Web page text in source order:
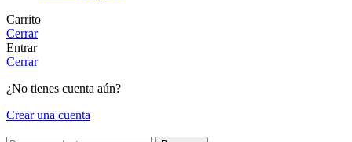
Carrito
Cerrar
Entrar
Cerrar
¿No tienes cuenta aún?
Crear una cuenta